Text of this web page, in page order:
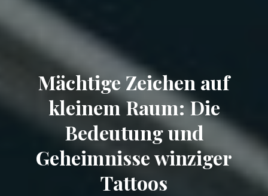
Mächtige Zeichen auf
kleinem Raum: Die
Bedeutung und
Geheimnisse winziger
Tattoos